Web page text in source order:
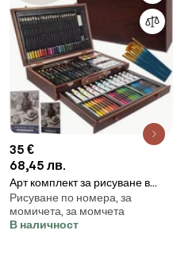
35 €
68,45 лв.
Арт комплект за рисуване в
дървен куфар Maaleo 21644,
130 елемента
Рисуване по номера, за
момичета, за момчета
В наличност